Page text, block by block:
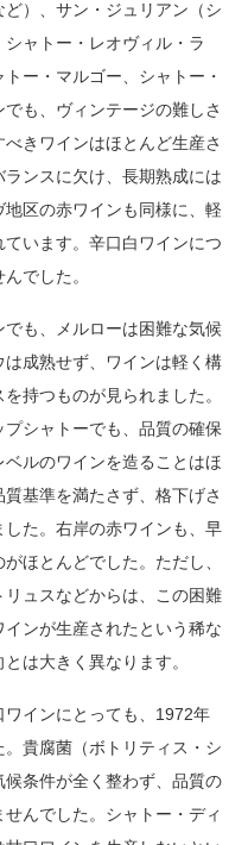
）、サン・ジュリアン（シ
ャトー・レオヴィル・ラ
ー・マルゴー、シャトー・
も、ヴィンテージの難しさ
きワインはほとんど生産さ
ンスに欠け、長期熟成には
区の赤ワインも同様に、軽
います。辛口白ワインにつ
でした。
も、メルローは困難な気候
成熟せず、ワインは軽く構
持つものが見られました。
シャトーでも、品質の確保
ルのワインを造ることはほ
基準を満たさず、格下げさ
た。右岸の赤ワインも、早
ほとんどでした。ただし、
ュスなどからは、この困難
ンが生産されたという稀な
は大きく異なります。
インにとっても、1972年
貴腐菌（ボトリティス・シ
条件が全く整わず、品質の
んでした。シャトー・ディ